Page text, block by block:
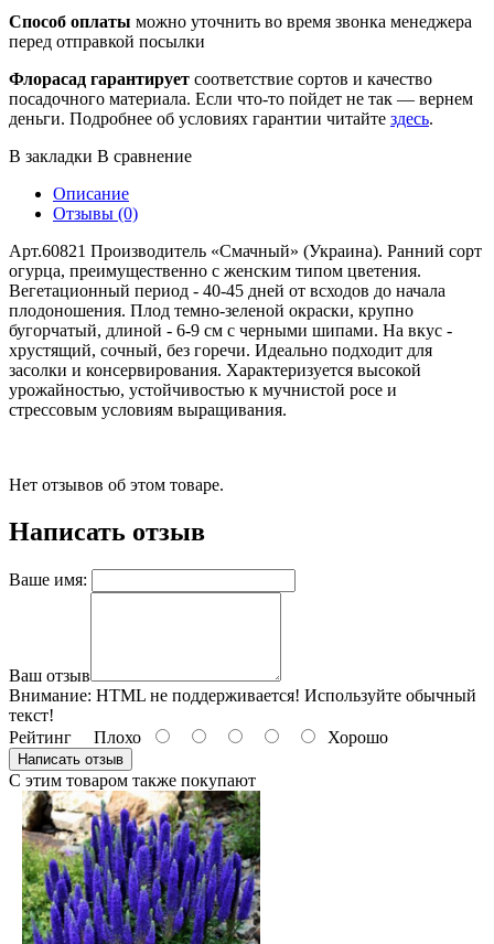
Способ оплаты можно уточнить во время звонка менеджера
перед отправкой посылки
Флорасад гарантирует соответствие сортов и качество
посадочного материала. Если что-то пойдет не так — вернем
деньги. Подробнее об условиях гарантии читайте здесь.
В закладки В сравнение
Описание
Отзывы (0)
Арт.60821 Производитель «Смачный» (Украина). Ранний сорт
огурца, преимущественно с женским типом цветения.
Вегетационный период - 40-45 дней от всходов до начала
плодоношения. Плод темно-зеленой окраски, крупно
бугорчатый, длиной - 6-9 см с черными шипами. На вкус -
хрустящий, сочный, без горечи. Идеально подходит для
засолки и консервирования. Характеризуется высокой
урожайностью, устойчивостью к мучнистой росе и
стрессовым условиям выращивания.
Нет отзывов об этом товаре.
Написать отзыв
Ваше имя:
Ваш отзыв
Внимание: HTML не поддерживается! Используйте обычный
текст!
Рейтинг Плохо Хорошо
Написать отзыв
С этим товаром также покупают